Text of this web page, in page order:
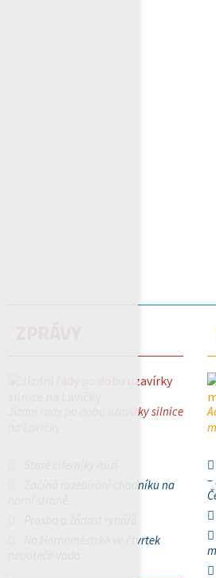
Jízdní řady po dobu uzavírky silnice
Začíná rozebírání chodníku na
Na Hornoměstské ve čtvrtek
–